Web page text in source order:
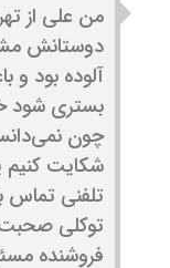
من علی از
دوستانش
آلوده بود و
بستری شود
چون
شکایت کنیم
تلفنی تماس
توکلی صحبت
فروشنده